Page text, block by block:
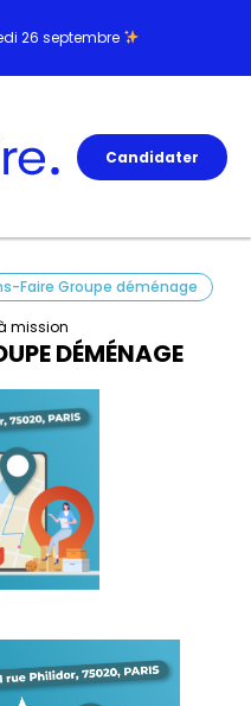
26 septembre
Candidater
mission
Faire Groupe déménage
DÉMÉNAGE